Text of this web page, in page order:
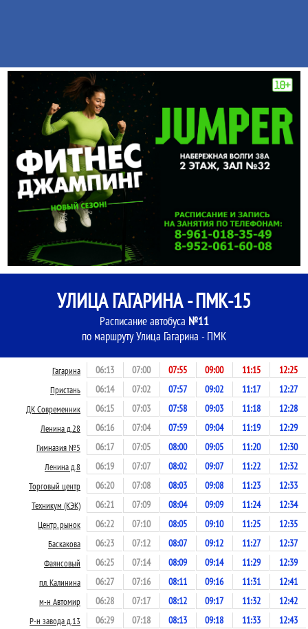
УЛИЦА ГАГАРИНА - ПМК-15
Расписание автобуса №11
по маршруту Улица Гагарина - ПМК
Гагарина 06:13 07:00 07:55 09:00 11:15 12:25
Пристань 06:14 07:02 07:57 09:02 11:17 12:27
ДК Современник 06:15 07:03 07:58 09:03 11:18 12:28
Ленина д.28 06:16 07:04 07:59 09:04 11:19 12:29
Гимназия №5 06:17 07:05 08:00 09:05 11:20 12:30
Ленина д.8 06:19 07:07 08:02 09:07 11:22 12:32
Торговый центр 06:20 07:08 08:03 09:08 11:23 12:33
Техникум (КЭК) 06:21 07:09 08:04 09:09 11:24 12:34
Центр. рынок 06:22 07:10 08:05 09:10 11:25 12:35
Баскакова 06:23 07:12 08:07 09:12 11:27 12:37
Фаянсовый 06:25 07:14 08:09 09:14 11:29 12:39
пл. Калинина 06:27 07:16 08:11 09:16 11:31 12:41
м-н Автомир 06:28 07:17 08:12 09:17 11:32 12:42
Р-н завода д.13 06:29 07:18 08:13 09:18 11:33 12:43